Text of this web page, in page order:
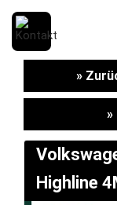
KONTAKT/
SERVICETERMIN
»
»
Highline